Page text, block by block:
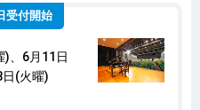
受付開始
)、6月11日
(火曜)